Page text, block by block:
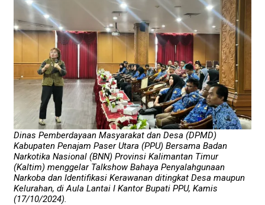
Dinas Pemberdayaan Masyarakat dan Desa (DPMD)
Kabupaten Penajam Paser Utara (PPU) Bersama Badan
Narkotika Nasional (BNN) Provinsi Kalimantan Timur
(Kaltim) menggelar Talkshow Bahaya Penyalahgunaan
Narkoba dan Identifikasi Kerawanan ditingkat Desa maupun
Kelurahan, di Aula Lantai I Kantor Bupati PPU, Kamis
(17/10/2024).